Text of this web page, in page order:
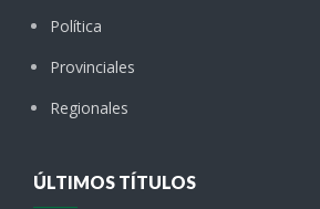
Política
Provinciales
Regionales
ÚLTIMOS TÍTULOS